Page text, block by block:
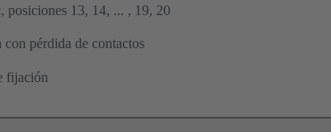
posiciones 13, 14, ... , 19, 20
pérdida de contactos
fijación